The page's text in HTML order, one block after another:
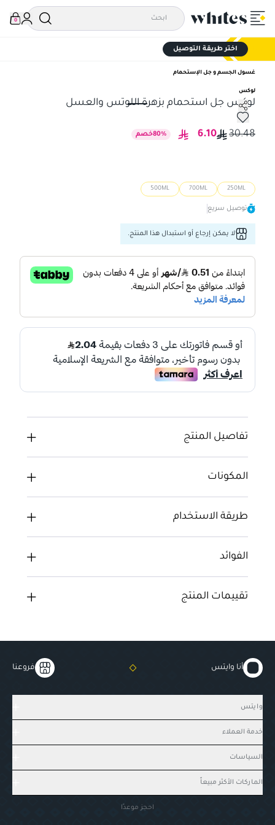
0
اختر طريقة التوصيل
غسول الجسم و جل الإستحمام
لوكس
لوكس جل استحمام بزهرة اللوتس والعسل
لوكس جل استحمام بزهرة اللوتس والعسل
30.48
6.10
80% خصم
250ML
700ML
500ML
توصيل سريع
لا يمكن إرجاع أو استبدال هذا المنتج.
تفاصيل المنتج
المكونات
طريقة الاستخدام
الفوائد
تقييمات المنتج
أنا وايتس فروعنا
وايتس
خدمة العملاء
السياسات
الماركات الأكثر مبيعاً
احجز موعدًا